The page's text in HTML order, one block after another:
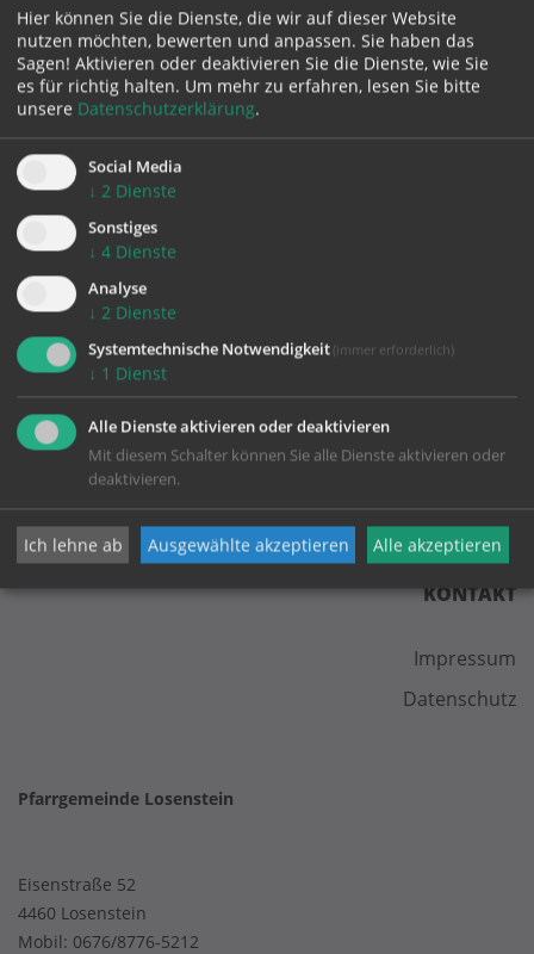
Karte:
Zustimmung erforderlich!
Bitte akzeptieren Sie
zurück
KONTAKT
Impressum
Datenschutz
Pfarrgemeinde Losenstein
Eisenstraße 52
4460 Losenstein
Mobil: 0676/8776-5212
Hier können Sie die Dienste, die wir auf dieser Website
nutzen möchten, bewerten und anpassen. Sie haben das
Sagen! Aktivieren oder deaktivieren Sie die Dienste, wie Sie
es für richtig halten. Um mehr zu erfahren, lesen Sie bitte
unsere Datenschutzerklärung.
Social Media
↓ 2 Dienste
Sonstiges
↓ 4 Dienste
Analyse
↓ 2 Dienste
Systemtechnische Notwendigkeit (immer erforderlich)
↓ 1 Dienst
Alle Dienste aktivieren oder deaktivieren
Mit diesem Schalter können Sie alle Dienste aktivieren oder
deaktivieren.
Ich lehne ab Ausgewählte akzeptieren Alle akzeptieren